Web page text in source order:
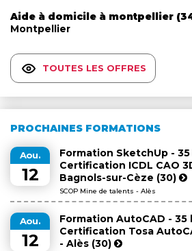
Aide à domicile à montpellier
Montpellier
TOUTES LES OFFRES
PROCHAINES FORMATIONS
Aou.
12
Formation SketchUp -
Certification ICDL CAO
Bagnols-sur-Cèze (30)
SCOP Mine de talents - Alès
Aou.
12
Formation AutoCAD - 35
Certification Tosa
- Alès (30)